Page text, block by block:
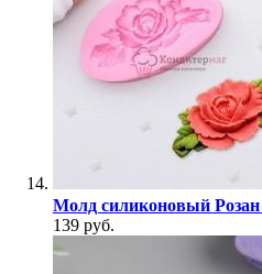
Молд силиконовый Розан
139 руб.